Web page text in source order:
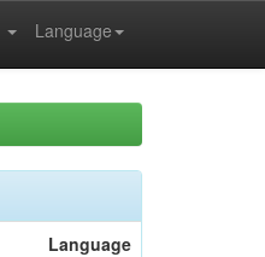
Language
Language